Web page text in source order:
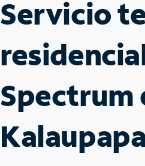
Servicio
Spectrum